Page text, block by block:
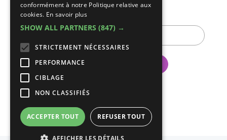
construction et la rénovation.
E-
conformément à notre Politique relative aux
cookies. En savoir plus
SHOW ALL PARTNERS (847) →
STRICTEMENT NÉCESSAIRES
PERFORMANCE
CIBLAGE
NON CLASSIFIÉS
ACCEPTER TOUT REFUSER TOUT
AFFICHER LES DÉTAILS